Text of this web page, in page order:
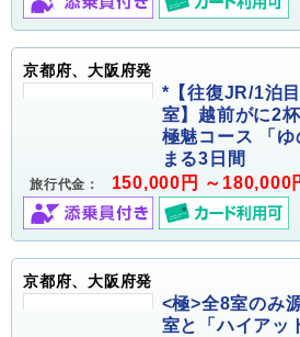
京都府、大阪府発
*【往復JR/1泊
室】越前がに2
極魅コース 「
まる3日間
旅行代金： 150,000円 ～180,000
京都府、大阪府発
<極>全8室のみ
室と「ハイアッ